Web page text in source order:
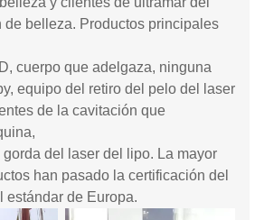
de belleza. Productos principales
cuerpo que adelgaza, ninguna
equipo del retiro del pelo del laser
de la cavitación que
del laser del lipo. La mayor
han pasado la certificación del
estándar de Europa.